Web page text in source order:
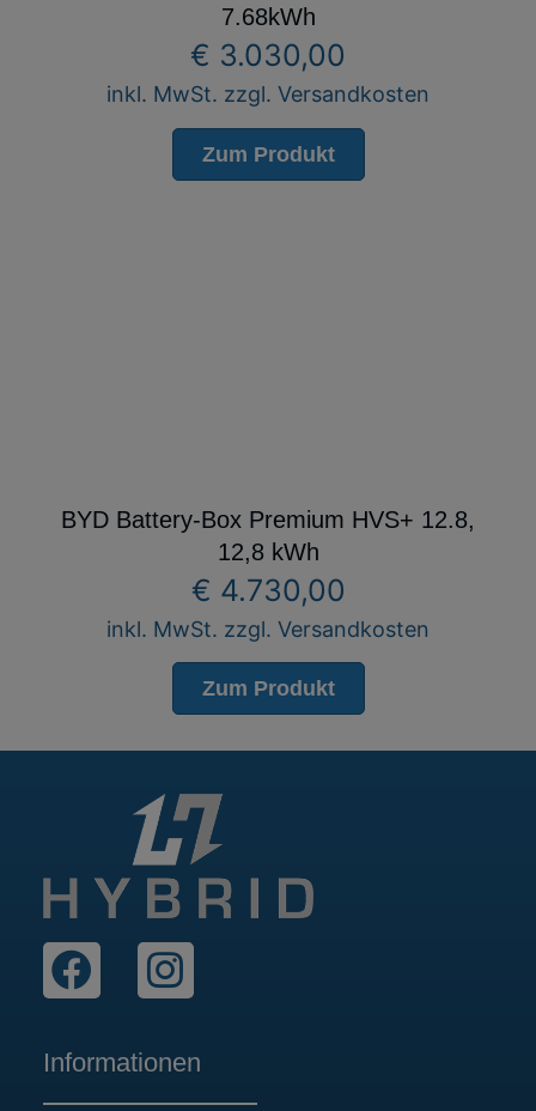
7.68kWh
€ 3.030,00
inkl. MwSt. zzgl. Versandkosten
Zum Produkt
BYD Battery-Box Premium HVS+ 12.8,
12,8 kWh
€ 4.730,00
inkl. MwSt. zzgl. Versandkosten
Zum Produkt
Informationen